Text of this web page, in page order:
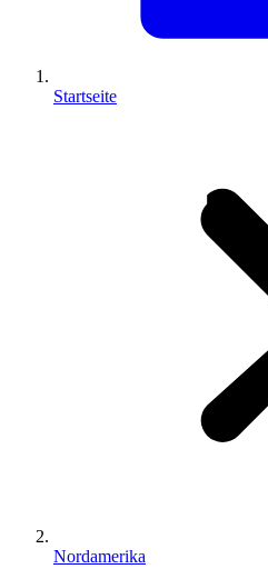
Startseite
Nordamerika